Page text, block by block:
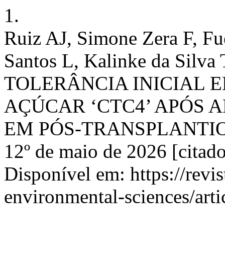
1.
Ruiz AJ, Simone Zera F,
Santos L, Kalinke da Silva
TOLERÂNCIA INICIAL
AÇÚCAR ‘CTC4’ APÓS
EM PÓS-
12º de maio de 2026
Disponível em: https://
environmental-sciences/